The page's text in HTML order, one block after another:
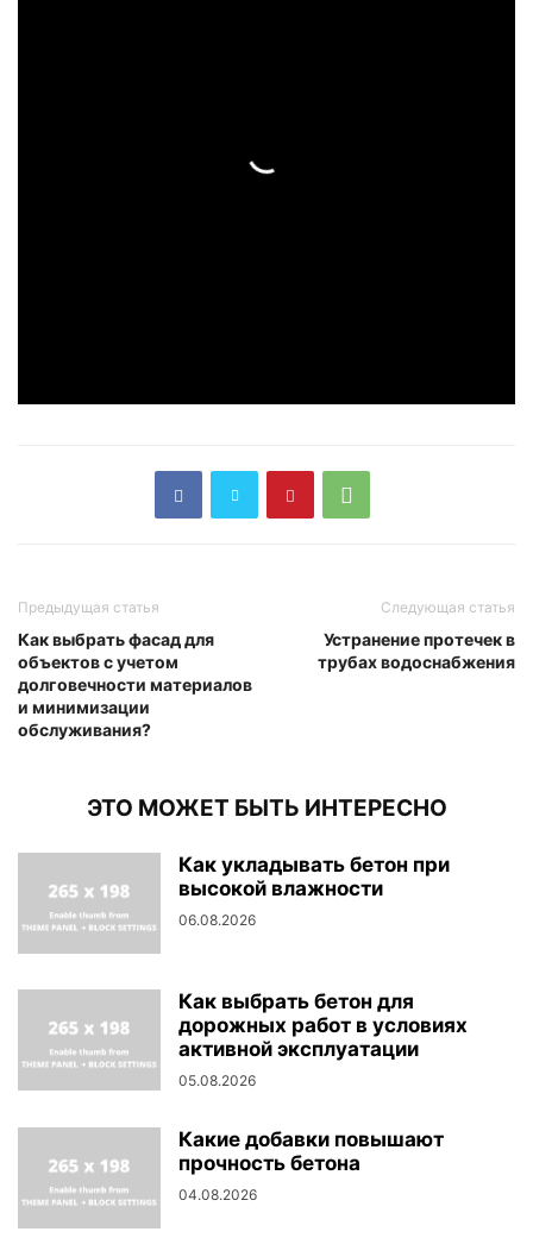
Предыдущая статья
Как выбрать фасад для
объектов с учетом
долговечности материалов
и минимизации
обслуживания?
Следующая статья
Устранение протечек в
трубах водоснабжения
ЭТО МОЖЕТ БЫТЬ ИНТЕРЕСНО
Как укладывать бетон при
высокой влажности
06.08.2026
Как выбрать бетон для
дорожных работ в условиях
активной эксплуатации
05.08.2026
Какие добавки повышают
прочность бетона
04.08.2026